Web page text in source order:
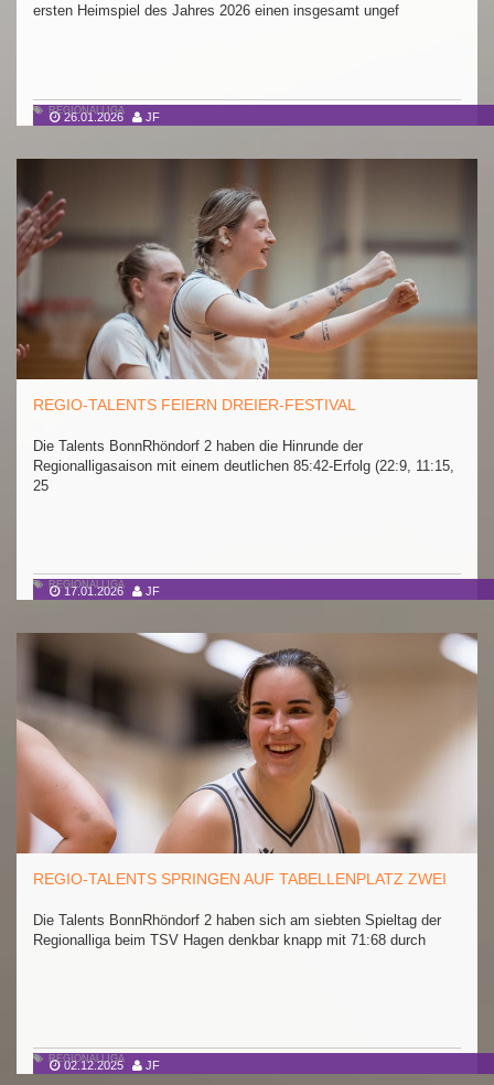
26.01.2026 JF
ersten Heimspiel des Jahres 2026 einen insgesamt ungef
REGIONALLIGA
17.01.2026 JF
REGIO-TALENTS FEIERN DREIER-FESTIVAL
Die Talents BonnRhöndorf 2 haben die Hinrunde der
Regionalligasaison mit einem deutlichen 85:42-Erfolg (22:9, 11:15,
25
REGIONALLIGA
02.12.2025 JF
REGIO-TALENTS SPRINGEN AUF TABELLENPLATZ ZWEI
Die Talents BonnRhöndorf 2 haben sich am siebten Spieltag der
Regionalliga beim TSV Hagen denkbar knapp mit 71:68 durch
REGIONALLIGA